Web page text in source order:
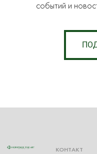
событий и
КОНТАКТ